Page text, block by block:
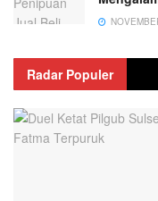
Radar Populer